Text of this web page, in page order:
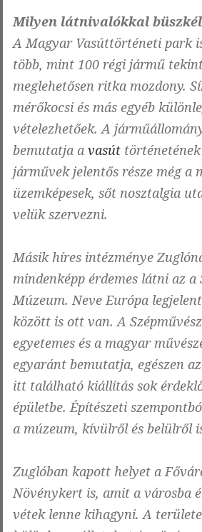
Milyen látnivalókkal
A Magyar Vasúttörténeti park
több, mint 100 régi jármű
meglehetősen ritka mozdony.
mérőkocsi és más egyéb
vételezhetőek. A
bemutatja a vasút
járművek jelentős része még a
üzemképesek, sőt nosztalgia
velük szervezni.
Másik híres intézménye
mindenképp érdemes látni az a
Múzeum. Neve Európa
között is ott van. A
egyetemes és a magyar
egyaránt bemutatja, egészen
itt található kiállítás sok
épületbe. Építészeti
a múzeum, kívülről és belülről
Zuglóban kapott helyet a
Növénykert is, amit a városba
vétek lenne kihagyni. A